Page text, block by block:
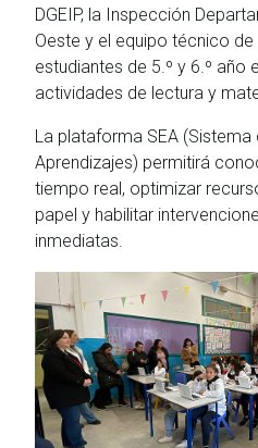
DGEIP, la Inspección
Oeste y el equipo técnico
estudiantes de 5.º y 6.º año
actividades de lectura y
La plataforma SEA (Sistema
Aprendizajes) permitirá
tiempo real, optimizar
papel y habilitar
inmediatas.